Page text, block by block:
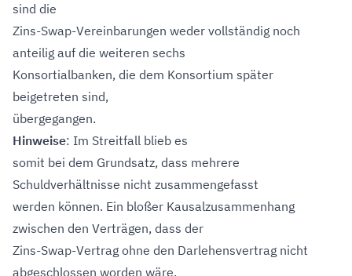
sind die
Zins-Swap-Vereinbarungen weder vollständig noch
anteilig auf die weiteren sechs
Konsortialbanken, die dem Konsortium später
beigetreten sind,
übergegangen.
Hinweise: Im Streitfall blieb es
somit bei dem Grundsatz, dass mehrere
Schuldverhältnisse nicht zusammengefasst
werden können. Ein bloßer Kausalzusammenhang
zwischen den Verträgen, dass der
Zins-Swap-Vertrag ohne den Darlehensvertrag nicht
abgeschlossen worden wäre,